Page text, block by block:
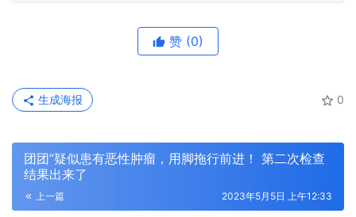
赞 (0)
0
生成海报
团团”疑似患有恶性肿瘤，用脚拖行前进！ 第二次检查
结果出来了
上一篇 2023年5月5日 上午12:33